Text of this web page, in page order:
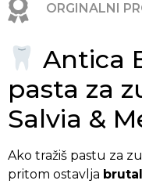
ORGINALNI
Antica
pasta za
Salvia &
Ako tražiš pastu za
pritom ostavlja